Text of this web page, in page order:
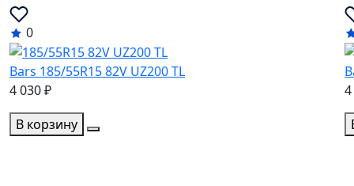
0
Bars 185/55R15 82V UZ200 TL
4 030 ₽
В корзину